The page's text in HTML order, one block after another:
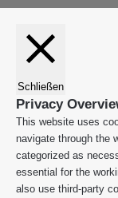
Schließen
Privacy
This website uses
navigate through the
categorized as
essential for the
also use third-party